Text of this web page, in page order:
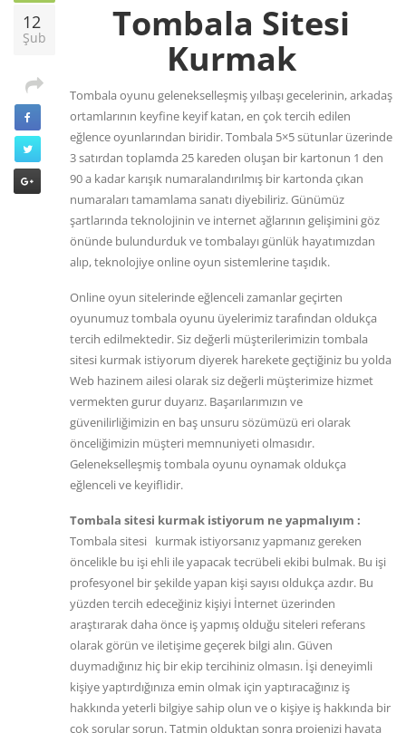
12
Şub Tombala Sitesi
Kurmak
Tombala oyunu gelenekselleşmiş yılbaşı gecelerinin, arkadaş
ortamlarının keyfine keyif katan, en çok tercih edilen
eğlence oyunlarından biridir. Tombala 5×5 sütunlar üzerinde
3 satırdan toplamda 25 kareden oluşan bir kartonun 1 den
90 a kadar karışık numaralandırılmış bir kartonda çıkan
numaraları tamamlama sanatı diyebiliriz. Günümüz
şartlarında teknolojinin ve internet ağlarının gelişimini göz
önünde bulundurduk ve tombalayı günlük hayatımızdan
alıp, teknolojiye online oyun sistemlerine taşıdık.
Online oyun sitelerinde eğlenceli zamanlar geçirten
oyunumuz tombala oyunu üyelerimiz tarafından oldukça
tercih edilmektedir. Siz değerli müşterilerimizin tombala
sitesi kurmak istiyorum diyerek harekete geçtiğiniz bu yolda
Web hazinem ailesi olarak siz değerli müşterimize hizmet
vermekten gurur duyarız. Başarılarımızın ve
güvenilirliğimizin en baş unsuru sözümüzü eri olarak
önceliğimizin müşteri memnuniyeti olmasıdır.
Gelenekselleşmiş tombala oyunu oynamak oldukça
eğlenceli ve keyiflidir.
Tombala sitesi kurmak istiyorum ne yapmalıyım :
Tombala sitesi kurmak istiyorsanız yapmanız gereken
öncelikle bu işi ehli ile yapacak tecrübeli ekibi bulmak. Bu işi
profesyonel bir şekilde yapan kişi sayısı oldukça azdır. Bu
yüzden tercih edeceğiniz kişiyi İnternet üzerinden
araştırarak daha önce iş yapmış olduğu siteleri referans
olarak görün ve iletişime geçerek bilgi alın. Güven
duymadığınız hiç bir ekip tercihiniz olmasın. İşi deneyimli
kişiye yaptırdığınıza emin olmak için yaptıracağınız iş
hakkında yeterli bilgiye sahip olun ve o kişiye iş hakkında bir
çok sorular sorun. Tatmin olduktan sonra projenizi hayata